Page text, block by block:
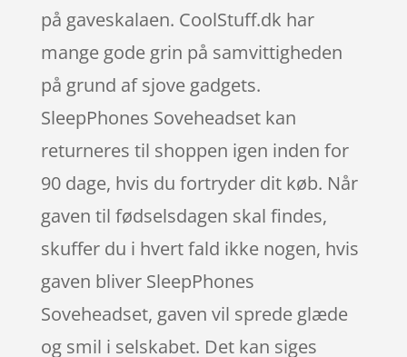
på gaveskalaen. CoolStuff.dk har
mange gode grin på samvittigheden
på grund af sjove gadgets.
SleepPhones Soveheadset kan
returneres til shoppen igen inden for
90 dage, hvis du fortryder dit køb. Når
gaven til fødselsdagen skal findes,
skuffer du i hvert fald ikke nogen, hvis
gaven bliver SleepPhones
Soveheadset, gaven vil sprede glæde
og smil i selskabet. Det kan siges